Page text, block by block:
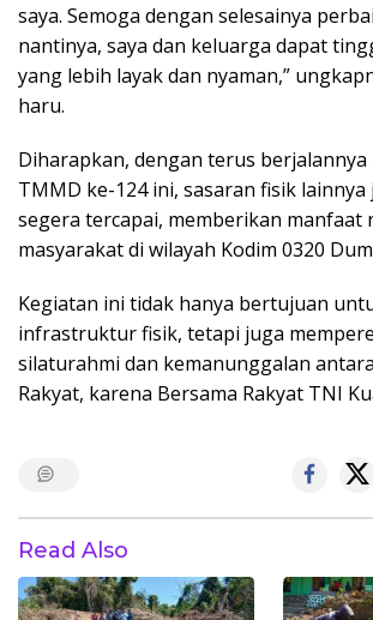
saya. Semoga dengan selesainya
nantinya, saya dan keluarga dapat
yang lebih layak dan nyaman,”
haru.
Diharapkan, dengan terus
TMMD ke-124 ini, sasaran fisik
segera tercapai, memberikan manfaat
masyarakat di wilayah Kodim 0320
Kegiatan ini tidak hanya bertujuan
infrastruktur fisik, tetapi juga
silaturahmi dan kemanunggalan
Rakyat, karena Bersama Rakyat TNI
Read Also